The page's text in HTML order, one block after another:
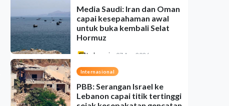
Media Saudi: Iran dan Oman
capai kesepahaman awal
untuk buka kembali Selat
Hormuz
Indonesia 07 Aug 2026
Internasional
PBB: Serangan Israel ke
Lebanon capai titik tertinggi